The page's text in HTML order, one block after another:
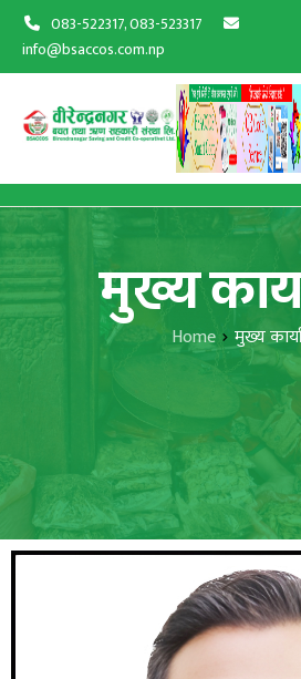
083-522317, 083-523317
info@bsaccos.com.np
मुख्य
Home मुख्य